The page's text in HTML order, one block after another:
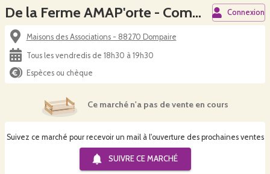
De la Ferme AMAP'orte - Commande miel Connexion
Maisons des Associations - 88270 Dompaire
Tous les vendredis de 18h30 à 19h30
Espèces ou chèque
Suivez ce marché pour recevoir un mail à l'ouverture des prochaines ventes
SUIVRE CE MARCHÉ
Ce marché n'a pas de vente en cours